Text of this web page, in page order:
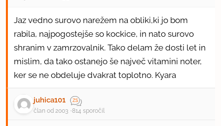
Jaz vedno surovo narežem na obliki,ki jo bom
rabila, najpogostejše so kockice, in nato surovo
shranim v zamrzovalnik. Tako delam že dosti let in
mislim, da tako ostanejo še največ vitamini noter,
ker se ne obdeluje dvakrat toplotno. Kyara
juhica101
član od 2003 814 sporočil